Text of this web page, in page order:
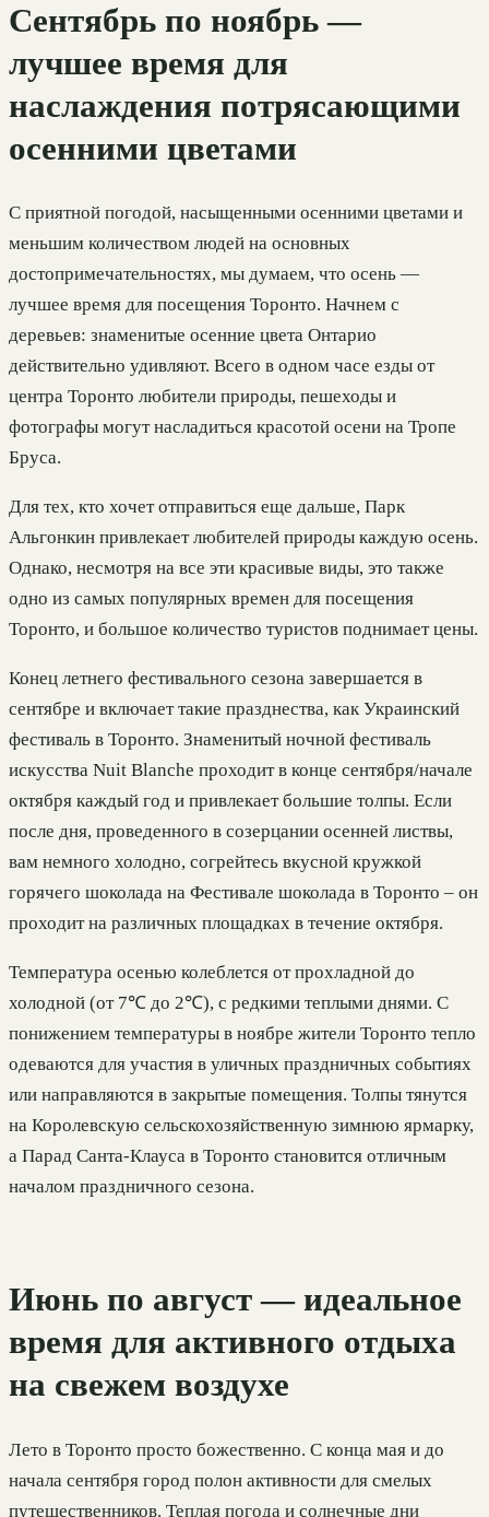
Сентябрь по ноябрь —
лучшее время для
наслаждения потрясающими
осенними цветами
С приятной погодой, насыщенными осенними цветами и
меньшим количеством людей на основных
достопримечательностях, мы думаем, что осень —
лучшее время для посещения Торонто. Начнем с
деревьев: знаменитые осенние цвета Онтарио
действительно удивляют. Всего в одном часе езды от
центра Торонто любители природы, пешеходы и
фотографы могут насладиться красотой осени на Тропе
Бруса.
Для тех, кто хочет отправиться еще дальше, Парк
Альгонкин привлекает любителей природы каждую осень.
Однако, несмотря на все эти красивые виды, это также
одно из самых популярных времен для посещения
Торонто, и большое количество туристов поднимает цены.
Конец летнего фестивального сезона завершается в
сентябре и включает такие празднества, как Украинский
фестиваль в Торонто. Знаменитый ночной фестиваль
искусства Nuit Blanche проходит в конце сентября/начале
октября каждый год и привлекает большие толпы. Если
после дня, проведенного в созерцании осенней листвы,
вам немного холодно, согрейтесь вкусной кружкой
горячего шоколада на Фестивале шоколада в Торонто – он
проходит на различных площадках в течение октября.
Температура осенью колеблется от прохладной до
холодной (от 7℃ до 2℃), с редкими теплыми днями. С
понижением температуры в ноябре жители Торонто тепло
одеваются для участия в уличных праздничных событиях
или направляются в закрытые помещения. Толпы тянутся
на Королевскую сельскохозяйственную зимнюю ярмарку,
а Парад Санта-Клауса в Торонто становится отличным
началом праздничного сезона.
Июнь по август — идеальное
время для активного отдыха
на свежем воздухе
Лето в Торонто просто божественно. С конца мая и до
начала сентября город полон активности для смелых
путешественников. Теплая погода и солнечные дни